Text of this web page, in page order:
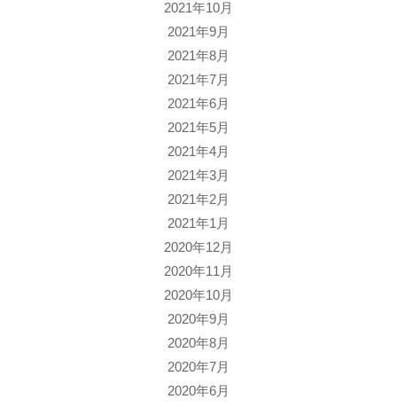
2021年10月
2021年9月
2021年8月
2021年7月
2021年6月
2021年5月
2021年4月
2021年3月
2021年2月
2021年1月
2020年12月
2020年11月
2020年10月
2020年9月
2020年8月
2020年7月
2020年6月